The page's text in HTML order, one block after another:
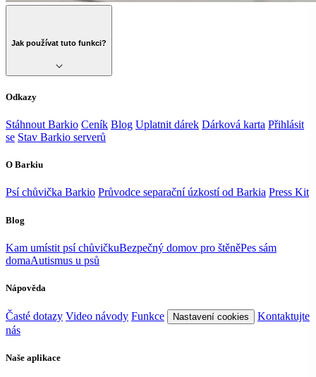
Jak používat tuto funkci?
Odkazy
Stáhnout Barkio Ceník Blog Uplatnit dárek Dárková karta Přihlásit
se Stav Barkio serverů
O Barkiu
Psí chůvička Barkio Průvodce separační úzkostí od Barkia Press Kit
Blog
Kam umístit psí chůvičkuBezpečný domov pro štěněPes sám
domaAutismus u psů
Nápověda
Časté dotazy Video návody Funkce Nastavení cookies
Kontaktujte
nás
Naše aplikace